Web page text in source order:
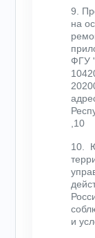
9.
на
ФГУ
,10
10.
и